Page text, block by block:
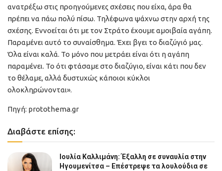
ανατρέξω στις προηγούμενες σχέσεις που είχα, άρα θα
πρέπει να πάω πολύ πίσω. Τηλέφωνα ψάχνω στην αρχή της
σχέσης. Εννοείται ότι με τον Στράτο έχουμε αμοιβαία αγάπη.
Παραμένει αυτό το συναίσθημα. Έχει βγει το διαζύγιό μας.
Όλα είναι καλά. Το μόνο που μετράει είναι ότι η αγάπη
παραμένει. Το ότι φτάσαμε στο διαζύγιο, είναι κάτι που δεν
το θέλαμε, αλλά δυστυχώς κάποιοι κύκλοι
ολοκληρώνονται».
Πηγή: protothema.gr
Διαβάστε επίσης:
Ιουλία Καλλιμάνη: Έξαλλη σε συναυλία στην
Ηγουμενίτσα – Επέστρεψε τα λουλούδια σε